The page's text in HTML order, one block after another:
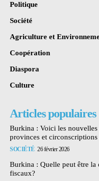
Politique
Société
Agriculture et
Coopération
Diaspora
Culture
Articles populaires
Burkina : Voici les
provinces et
SOCIÉTÉ 26 février 2026
Burkina : Quelle peut être la
fiscaux?